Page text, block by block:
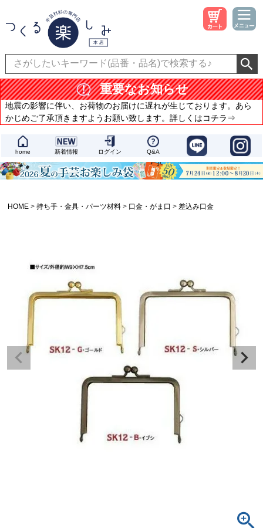
重要なお知らせ
地震の影響に伴い、お荷物のお届けに遅れが生じております。あら
かじめご了承頂きますようお願い致します。詳しくはコチラ⇒
home 新着情報 ログイン Q&A
HOME 持ち手・金具・パーツ材料 口金・がま口 差込み口金